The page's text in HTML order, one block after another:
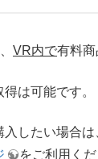
VR内で有料商
得は可能です。
入したい場合は
をご利用くだ